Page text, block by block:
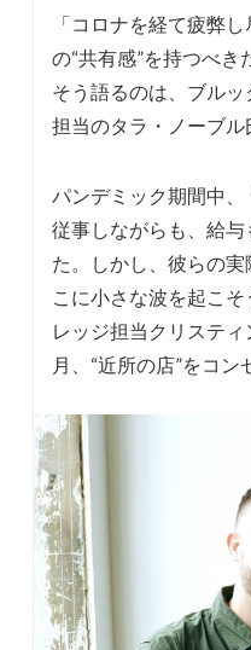
「コロナを経て疲弊
の“共有感”を持つべき
そう語るのは、ブル
担当のタラ・ノーブル
パンデミック期間中
従事しながらも、給
た。しかし、彼らの
こに小さな波を起こ
レッジ担当クリステ
月、“近所の店”をコン